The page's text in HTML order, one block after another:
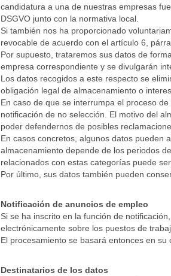
candidatura a una de nuestras empresas
DSGVO junto con la normativa local.
Si también nos ha proporcionado
revocable de acuerdo con el artículo 6,
Por supuesto, trataremos sus datos de
empresa correspondiente y se divulgarán
Los datos recogidos a este respecto se
obligación legal de almacenamiento o
En caso de que se interrumpa el proceso
notificación de no selección. El motivo del
poder defendernos de posibles
En casos concretos, algunos datos pueden
almacenamiento depende de los periodos
relacionados con estas categorías puede
Por último, sus datos también pueden
Notificación de anuncios de empleo
Si se ha inscrito en la función de
electrónicamente sobre los puestos de
El procesamiento se basará entonces en
Destinatarios de los datos